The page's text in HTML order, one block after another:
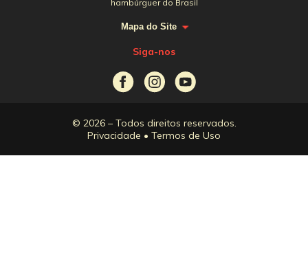
hambúrguer do Brasil
Mapa do Site
Siga-nos
© 2026 – Todos direitos reservados.
Privacidade • Termos de Uso